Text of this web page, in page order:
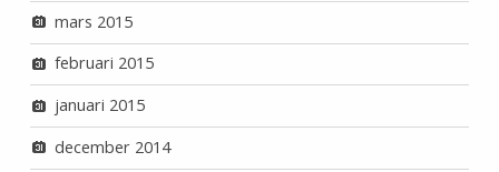
mars 2015
februari 2015
januari 2015
december 2014